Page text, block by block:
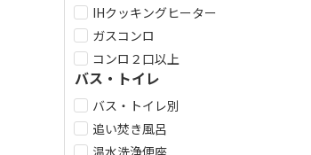
IHクッキングヒーター
ガスコンロ
コンロ２口以上
バス・トイレ
バス・トイレ別
追い焚き風呂
温水洗浄便座